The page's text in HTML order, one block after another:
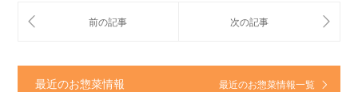
最近のお惣菜情報 最近のお惣菜情報一覧